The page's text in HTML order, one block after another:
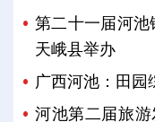
第二十一届河
天峨县举办
广西河池：田园
河池第二届旅